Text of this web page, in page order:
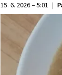
15. 6. 2026 – 5:01 |